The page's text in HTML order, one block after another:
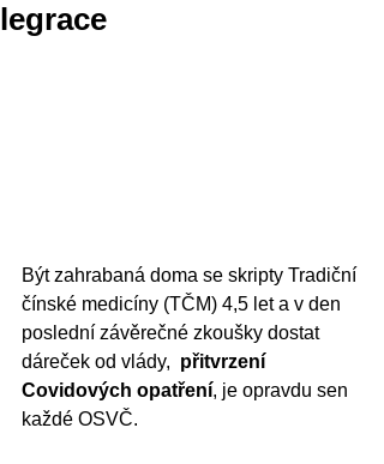
legrace
Být zahrabaná doma se skripty Tradiční
čínské medicíny (TČM) 4,5 let a v den
poslední závěrečné zkoušky dostat
dáreček od vlády, přitvrzení
Covidových opatření, je opravdu sen
každé OSVČ.